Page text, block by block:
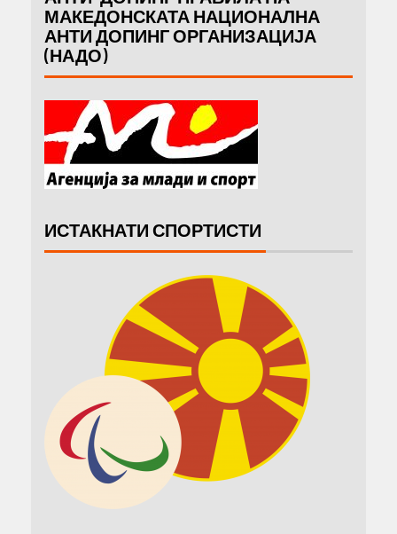
МАКЕДОНСКАТА НАЦИОНАЛНА
АНТИ ДОПИНГ ОРГАНИЗАЦИЈА
(НАДО)
ИСТАКНАТИ СПОРТИСТИ